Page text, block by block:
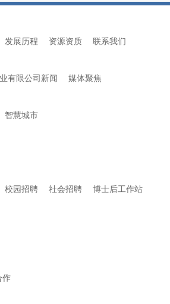
发展历程 资源资质 联系我们
有限公司新闻 媒体聚焦
智慧城市
校园招聘 社会招聘
博士后工作站
作